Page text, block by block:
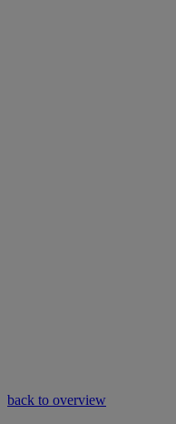
back to overview